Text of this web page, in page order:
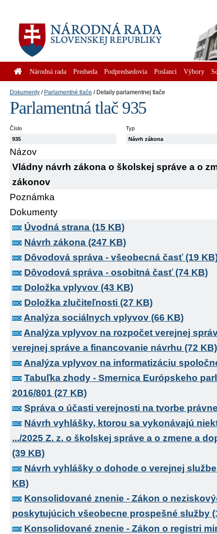
Národná rada Predseda Podpredsedovia Poslanci Výbory
Dokumenty Parlamentné tlače Detaily parlamentnej tlače
Parlamentná tlač 935
Číslo
935
Typ
Návrh zákona
Názov
Vládny návrh zákona o školskej správe a o
zákonov
Poznámka
Dokumenty
Úvodná strana (15 KB)
Návrh zákona (247 KB)
Dôvodová správa - všeobecná časť (19
Dôvodová správa - osobitná časť (74 KB)
Doložka vplyvov (43 KB)
Doložka zlučiteľnosti (27 KB)
Analýza sociálnych vplyvov (66 KB)
Analýza vplyvov na rozpočet verejnej
verejnej správe a financovanie návrhu (72 KB)
Analýza vplyvov na informatizáciu
Tabuľka zhody - Smernica Európskeho
2016/801 (27 KB)
Správa o účasti verejnosti na tvorbe
Návrh vyhlášky, ktorou sa vykonávajú
.../2025 Z. z. o školskej správe a o zmene a
(39 KB)
Návrh vyhlášky o dohode o verejnej
KB)
Konsolidované znenie - Zákon o
poskytujúcich všeobecne prospešné služby
Konsolidované znenie - Zákon o registri